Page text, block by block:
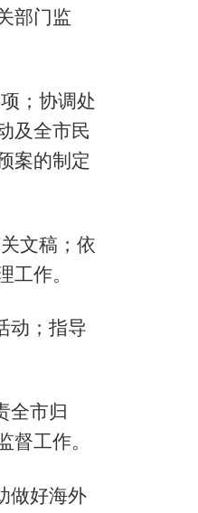
部门监
；协调处
及全市民
案的制定
文稿；依
作。
动；指导
全市归
工作。
做好海外